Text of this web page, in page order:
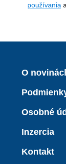
používania
O
Osobné
Inzercia
Kontakt